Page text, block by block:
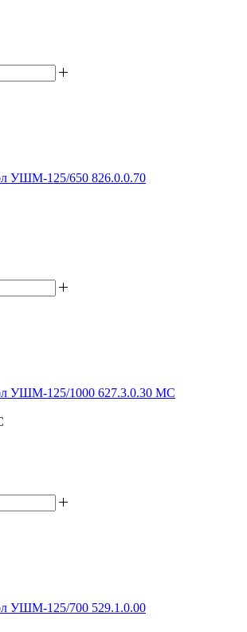
УШМ-125/650 826.0.0.70
УШМ-125/1000 627.3.0.30 МС
УШМ-125/700 529.1.0.00